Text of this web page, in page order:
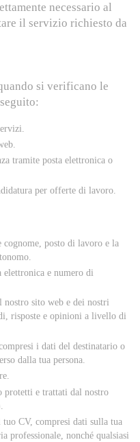
necessario al
il servizio richiesto da
si verificano le
tramite posta elettronica o
per offerte di lavoro.
cognome, posto di lavoro e la
e numero di
sito web e dei nostri
risposte e opinioni a livello di
i dati del destinatario o
dalla tua persona.
protetti e trattati dal nostro
CV, compresi dati sulla tua
professionale, nonché qualsiasi